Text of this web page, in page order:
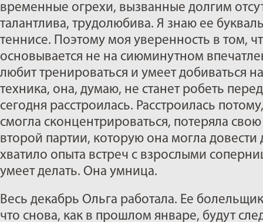
временные огрехи, вызванные долгим
талантлива, трудолюбива. Я знаю ее
теннисе. Поэтому моя уверенность в том,
основывается не на сиюминутном
любит тренироваться и умеет добиваться
техника, она, думаю, не станет робеть
сегодня расстроилась. Расстроилась
смогла сконцентрироваться, потеряла
второй партии, которую она могла
хватило опыта встреч с взрослыми
умеет делать. Она умница.
Весь декабрь Ольга работала. Ее
что снова, как в прошлом январе, будут